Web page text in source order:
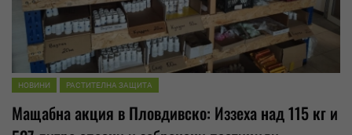
НОВИНИ РАСТИТЕЛНА ЗАЩИТА
Мащабна акция в Пловдивско: Иззеха над 115 кг и